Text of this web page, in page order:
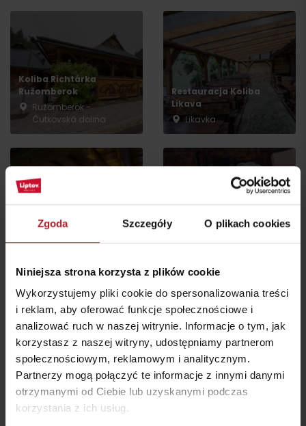
Zgoda Szczegóły O plikach cookies
Niniejsza strona korzysta z plików cookie
Wykorzystujemy pliki cookie do spersonalizowania treści
i reklam, aby oferować funkcje społecznościowe i
analizować ruch w naszej witrynie. Informacje o tym, jak
korzystasz z naszej witryny, udostępniamy partnerom
społecznościowym, reklamowym i analitycznym.
Partnerzy mogą połączyć te informacje z innymi danymi
otrzymanymi od Ciebie lub uzyskanymi podczas
korzystania z ich usług.
Koliba Richtárka
Ružomberok
Ružomberok -
Čutkovská dolina
Restauracja Koliba
Likava
Likavka
Stará koliba – Areal u
dobrego pasterza
Blaho od Aďky
wszystkie miejsca do jedzenia i picia
Atrakcje i relaks w pobliżu:
Przyjazd